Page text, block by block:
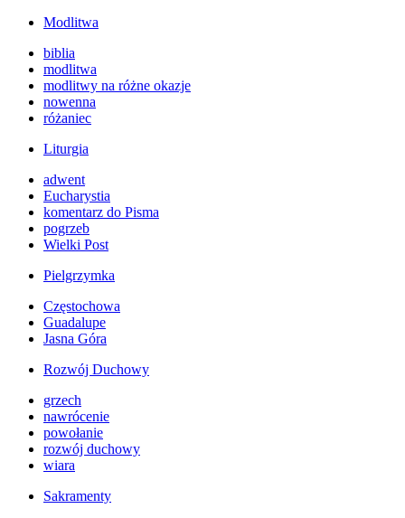
Modlitwa
biblia
modlitwa
modlitwy na różne okazje
nowenna
różaniec
Liturgia
adwent
Eucharystia
komentarz do Pisma
pogrzeb
Wielki Post
Pielgrzymka
Częstochowa
Guadalupe
Jasna Góra
Rozwój Duchowy
grzech
nawrócenie
powołanie
rozwój duchowy
wiara
Sakramenty